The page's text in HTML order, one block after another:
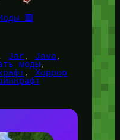
🟩
Jar, Java
моды
, Хоррор